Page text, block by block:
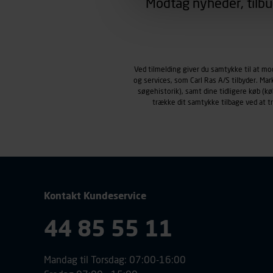
region, du befinder dig i.
klikkes på, sider/indhold der
smartphone mv.) samt de
Vi henviser endvidere til
Modtag nyheder,
Ved tilmelding giver du samtykke til at
og services, som Carl Ras A/S tilbyder.
søgehistorik), samt dine tidligere køb
trække dit samtykke tilbage ved at
Kontakt Kundeservice
44 85 55 11
Mandag til Torsdag: 07:00-16:00